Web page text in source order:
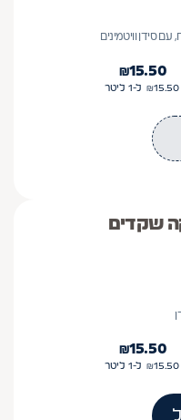
סידן וויטמינים
15.50
₪
15.50
₪ ל-1 ליטר
שקדים
15.50
₪
15.50
₪ ל-1 ליטר